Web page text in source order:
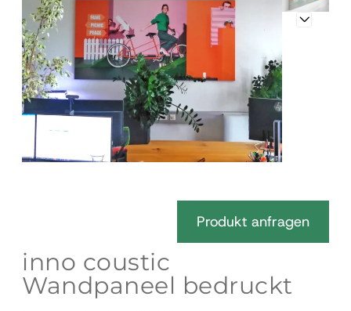
Produkt anfragen
inno coustic
Wandpaneel bedruckt